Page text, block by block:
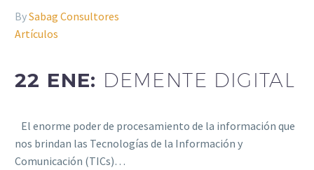
BySabag Consultores
Artículos
22 ENE: DEMENTE DIGITAL
El enorme poder de procesamiento de la información que
nos brindan las Tecnologías de la Información y
Comunicación (TICs)…